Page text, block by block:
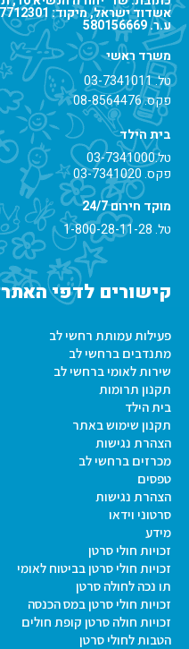
אשדוד ישראל, מיקוד: 7712301
ע.ר. 580156669
משרד ראשי
טל.03-7341011
פקס. 08-8564476
בית הילד
טל.03-7341000
פקס. 03-7341020
מוקד חירום 24/7
טל.1-800-28-11-28
קישורים לדפי האתר
פעילות עמותת רחשי לב
מתנדבים ברחשי לב
שירות לאומי ברחשי לב
תקנון תרומות
בית הילד
תקנון שימוש באתר
הצהרת נגישות
מכרזים ברחשי לב
טפסים
הצהרת נגישות
סרטוני וידאו
מידע
זכויות חולי סרטן
זכויות חולי סרטן בביטוח לאומי
תו נכה לחולה סרטן
זכויות חולי סרטן במס הכנסה
זכויות חולה סרטן קופת חולים
הטבות לחולי סרטן